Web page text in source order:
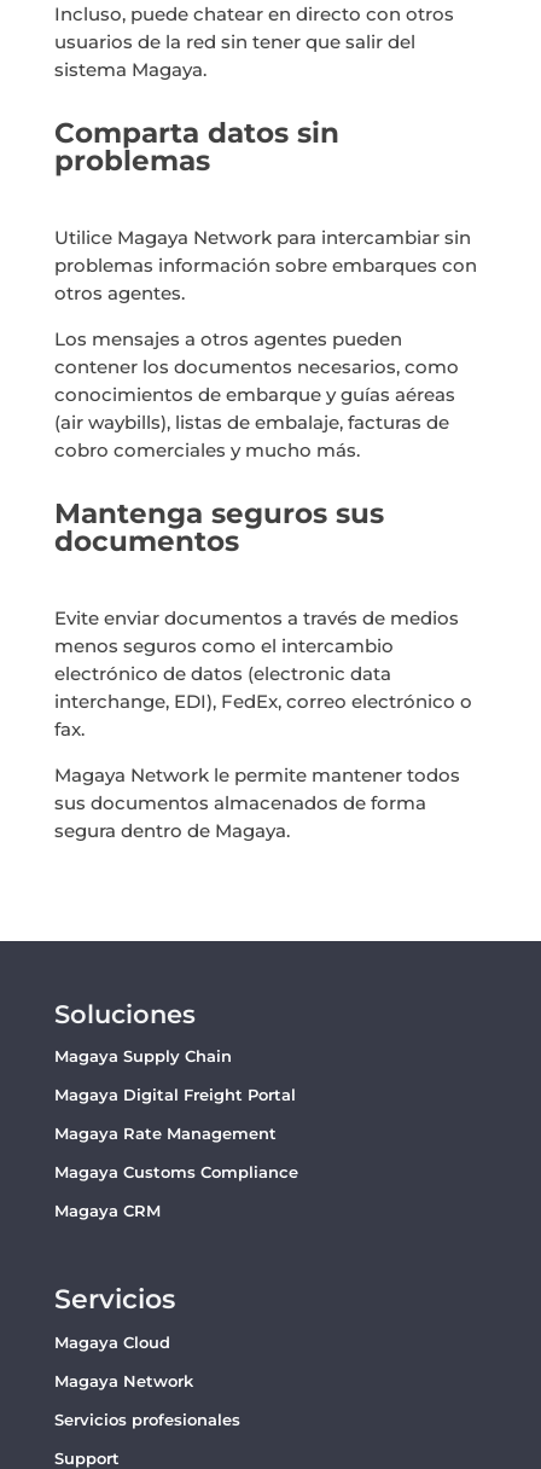
Incluso, puede chatear en directo con otros
usuarios de la red sin tener que salir del
sistema Magaya.
Comparta datos sin
problemas
Utilice Magaya Network para intercambiar sin
problemas información sobre embarques con
otros agentes.
Los mensajes a otros agentes pueden
contener los documentos necesarios, como
conocimientos de embarque y guías aéreas
(air waybills), listas de embalaje, facturas de
cobro comerciales y mucho más.
Mantenga seguros sus
documentos
Evite enviar documentos a través de medios
menos seguros como el intercambio
electrónico de datos (electronic data
interchange, EDI), FedEx, correo electrónico o
fax.
Magaya Network le permite mantener todos
sus documentos almacenados de forma
segura dentro de Magaya.
Soluciones
Magaya Supply Chain
Magaya Digital Freight Portal
Magaya Rate Management
Magaya Customs Compliance
Magaya CRM
Servicios
Magaya Cloud
Magaya Network
Servicios profesionales
Support